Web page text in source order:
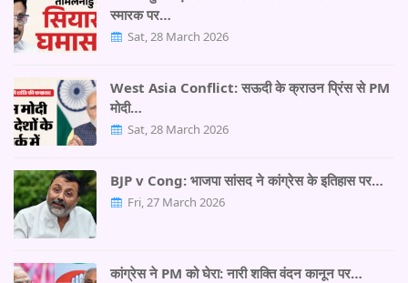
स्मारक पर…
Sat, 28 March 2026
West Asia Conflict: सऊदी के क्राउन प्रिंस से PM
मोदी…
Sat, 28 March 2026
BJP v Cong: भाजपा सांसद ने कांग्रेस के इतिहास पर…
Fri, 27 March 2026
कांग्रेस ने PM को घेरा: नारी शक्ति वंदन कानून पर…